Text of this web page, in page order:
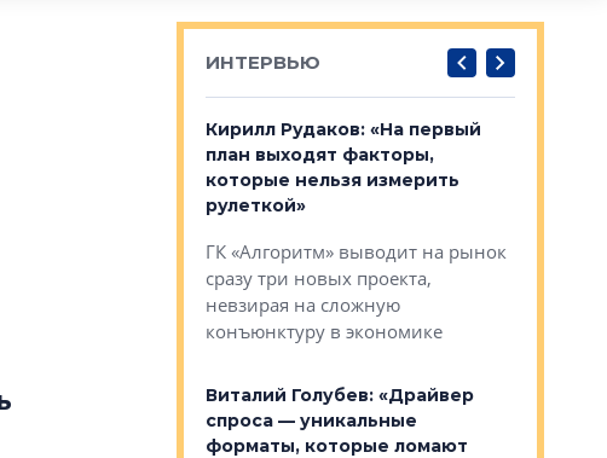
ИНТЕРВЬЮ
чистоте»
«Мы
Кирилл Рудаков: «На первый
план выходят факторы,
которые нельзя измерить
рулеткой»
ГК «Алгоритм» выводит на рынок
сразу три новых проекта,
невзирая на сложную
конъюнктуру в экономике
Виталий Голубев: «Драйвер
спроса — уникальные
форматы, которые ломают